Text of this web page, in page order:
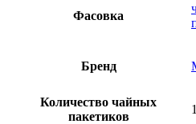
Фасовка
Бренд
Количество чайных
пакетиков